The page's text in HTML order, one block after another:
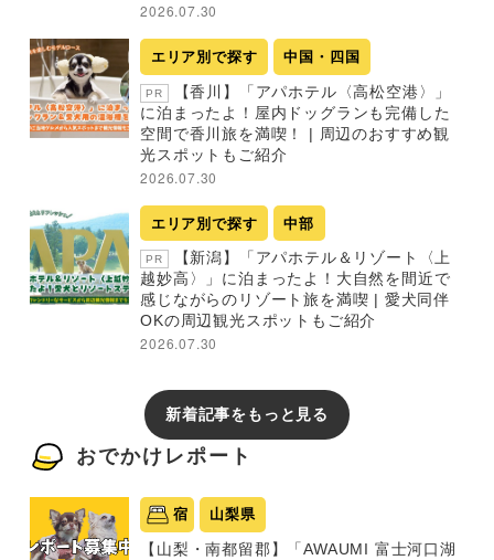
2026.07.30
エリア別で探す 中国・四国
PR
【香川】「アパホテル〈高松空港〉」
に泊まったよ！屋内ドッグランも完備した
空間で香川旅を満喫！ | 周辺のおすすめ観
光スポットもご紹介
2026.07.30
エリア別で探す 中部
PR
【新潟】「アパホテル＆リゾート〈上
越妙高〉」に泊まったよ！大自然を間近で
感じながらのリゾート旅を満喫 | 愛犬同伴
OKの周辺観光スポットもご紹介
2026.07.30
新着記事をもっと見る
おでかけレポート
宿 山梨県
【山梨・南都留郡】「AWAUMI 富士河口湖